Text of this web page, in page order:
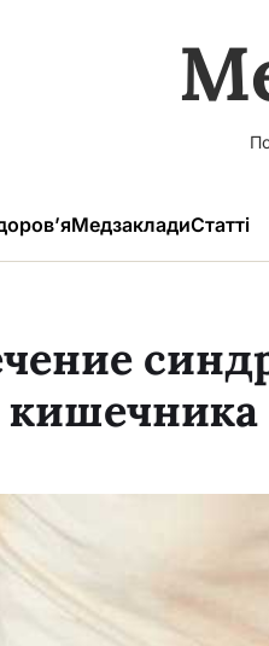
МедзакладиСтатті
кишечника